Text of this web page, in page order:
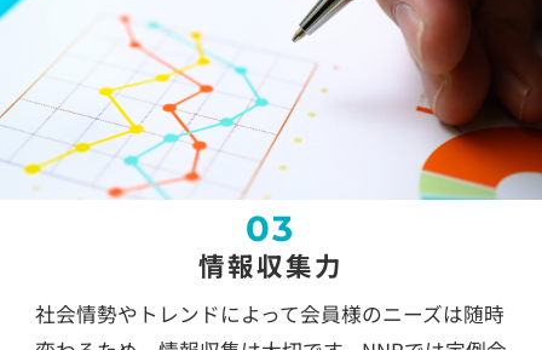
03
情報収集力
社会情勢やトレンドによって会員様のニーズは随時